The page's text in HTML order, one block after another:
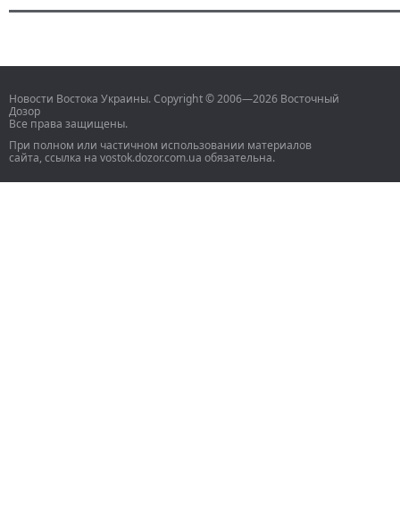
Новости Востока Украины. Copyright © 2006—2026 Восточный
Дозор
Все права защищены.
При полном или частичном использовании материалов
сайта, ссылка на vostok.dozor.com.ua обязательна.